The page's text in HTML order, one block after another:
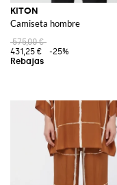
KITON
Camiseta hombre
575,00 €
431,25 €
-25%